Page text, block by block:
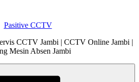
Pasitive CCTV
CCTV Jambi | CCTV Online Jambi |
Mesin Absen Jambi